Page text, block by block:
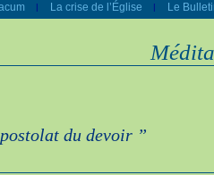
| La crise de l’Église | Le
du devoir ”